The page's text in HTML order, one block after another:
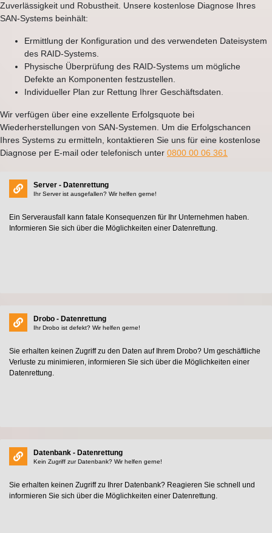
Zuverlässigkeit und Robustheit. Unsere kostenlose Diagnose Ihres
SAN-Systems beinhält:
Ermittlung der Konfiguration und des verwendeten Dateisystem
des RAID-Systems.
Physische Überprüfung des RAID-Systems um mögliche
Defekte an Komponenten festzustellen.
Individueller Plan zur Rettung Ihrer Geschäftsdaten.
Wir verfügen über eine exzellente Erfolgsquote bei
Wiederherstellungen von SAN-Systemen. Um die Erfolgschancen
Ihres Systems zu ermitteln, kontaktieren Sie uns für eine kostenlose
Diagnose per E-mail oder telefonisch unter 0800 00 06 361
Server - Datenrettung
Ihr Server ist ausgefallen? Wir helfen gerne!
Ein Serverausfall kann fatale Konsequenzen für Ihr Unternehmen haben.
Informieren Sie sich über die Möglichkeiten einer Datenrettung.
Drobo - Datenrettung
Ihr Drobo ist defekt? Wir helfen gerne!
Sie erhalten keinen Zugriff zu den Daten auf Ihrem Drobo? Um geschäftliche
Verluste zu minimieren, informieren Sie sich über die Möglichkeiten einer
Datenrettung.
Datenbank - Datenrettung
Kein Zugriff zur Datenbank? Wir helfen gerne!
Sie erhalten keinen Zugriff zu Ihrer Datenbank? Reagieren Sie schnell und
informieren Sie sich über die Möglichkeiten einer Datenrettung.